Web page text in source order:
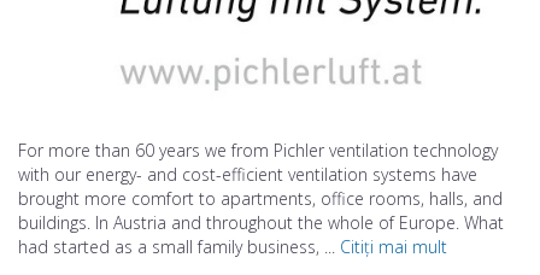
For more than 60 years we from Pichler ventilation technology
with our energy- and cost-efficient ventilation systems have
brought more comfort to apartments, office rooms, halls, and
buildings. In Austria and throughout the whole of Europe. What
had started as a small family business, ... Citiți mai mult